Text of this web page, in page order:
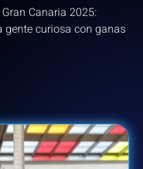
Canaria 2025:
gente curiosa con ganas